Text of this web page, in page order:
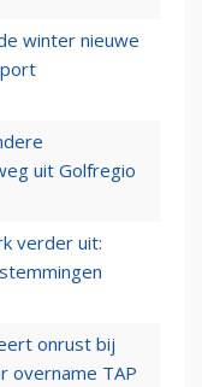
winter nieuwe
uit Golfregio
verder uit:
onrust bij
overname TAP